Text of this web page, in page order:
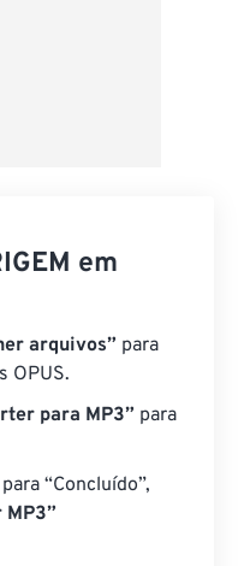
em
arquivos” para
OPUS.
para MP3” para
“Concluído”,